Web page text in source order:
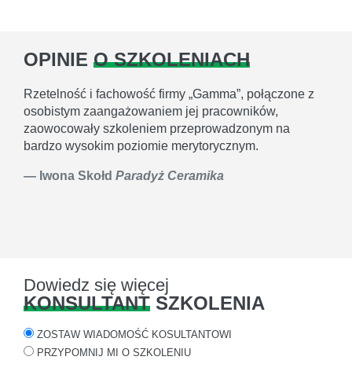
OPINIE O SZKOLENIACH
Rzetelność i fachowość firmy „Gamma”, połączone z
osobistym zaangażowaniem jej pracowników,
zaowocowały szkoleniem przeprowadzonym na
bardzo wysokim poziomie merytorycznym.
Iwona Skołd Paradyż Ceramika
Dowiedz się więcej
KONSULTANT SZKOLENIA
ZOSTAW WIADOMOŚĆ KOSULTANTOWI
PRZYPOMNIJ MI O SZKOLENIU